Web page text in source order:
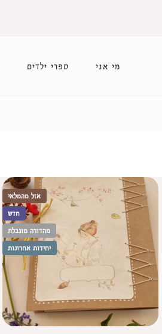
מי אני ספרי ילדים
אזל מהמלאי
חדש
מהדורה מוגבלת
יחידות אחרונות